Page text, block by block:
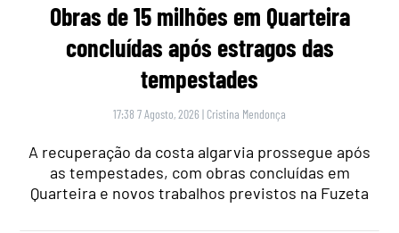
Obras de 15 milhões em Quarteira
concluídas após estragos das
tempestades
17:38 7 Agosto, 2026 | Cristina Mendonça
A recuperação da costa algarvia prossegue após
as tempestades, com obras concluídas em
Quarteira e novos trabalhos previstos na Fuzeta